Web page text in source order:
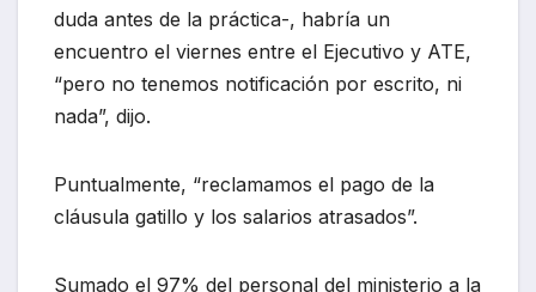
duda antes de la práctica-, habría un
encuentro el viernes entre el Ejecutivo y ATE,
“pero no tenemos notificación por escrito, ni
nada”, dijo.
Puntualmente, “reclamamos el pago de la
cláusula gatillo y los salarios atrasados”.
Sumado el 97% del personal del ministerio a la